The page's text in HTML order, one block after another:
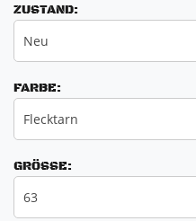
ZUSTAND:
Neu
FARBE:
Flecktarn
GRÖSSE:
63